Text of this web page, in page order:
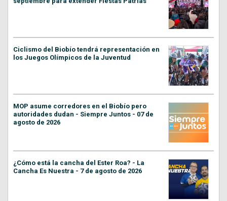
Ciclismo del Biobío tendrá representación en
los Juegos Olímpicos de la Juventud
MOP asume corredores en el Biobío pero
autoridades dudan - Siempre Juntos - 07 de
agosto de 2026
¿Cómo está la cancha del Ester Roa? - La
Cancha Es Nuestra - 7 de agosto de 2026